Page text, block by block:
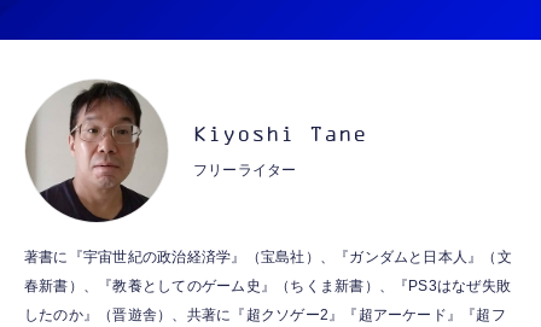
￥2,199
MFi認証 【ハイレゾ音質】 内蔵DAC 遅延な
【HIFI音質】iphone イヤホンジャック ライ
トニング イヤホン 変換 MFI認証 4極 内蔵
DAC 遅延なし 音量調節/音楽
ット）
￥53,900
霊界コミュニケーションロボット BAKETAN
WARASHI ばけたん ワラシ 桃 MOMO
￥5,400
Kiyoshi Tane
フリーライター
著書に『宇宙世紀の政治経済学』（宝島社）、『ガンダムと日本人』（文
春新書）、『教養としてのゲーム史』（ちくま新書）、『PS3はなぜ失敗
したのか』（晋遊舎）、共著に『超クソゲー2』『超アーケード』『超フ